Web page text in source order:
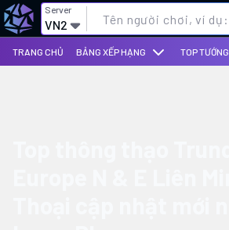
Server
VN2
TRANG CHỦ BẢNG XẾP HẠNG TOP TƯỚNG